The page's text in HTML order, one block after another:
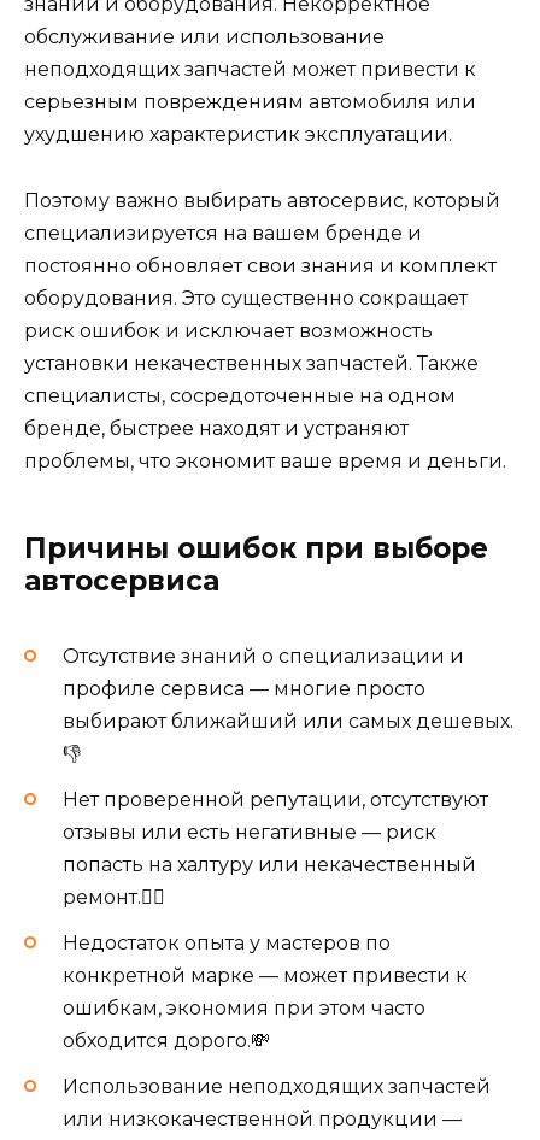
знаний и оборудования. Некорректное
обслуживание или использование
неподходящих запчастей может привести к
серьезным повреждениям автомобиля или
ухудшению характеристик эксплуатации.
Поэтому важно выбирать автосервис, который
специализируется на вашем бренде и
постоянно обновляет свои знания и комплект
оборудования. Это существенно сокращает
риск ошибок и исключает возможность
установки некачественных запчастей. Также
специалисты, сосредоточенные на одном
бренде, быстрее находят и устраняют
проблемы, что экономит ваше время и деньги.
Причины ошибок при выборе
автосервиса
Отсутствие знаний о специализации и
профиле сервиса — многие просто
выбирают ближайший или самых дешевых.
👎
Нет проверенной репутации, отсутствуют
отзывы или есть негативные — риск
попасть на халтуру или некачественный
ремонт.🙅‍♂️
Недостаток опыта у мастеров по
конкретной марке — может привести к
ошибкам, экономия при этом часто
обходится дорого.💸
Использование неподходящих запчастей
или низкокачественной продукции —